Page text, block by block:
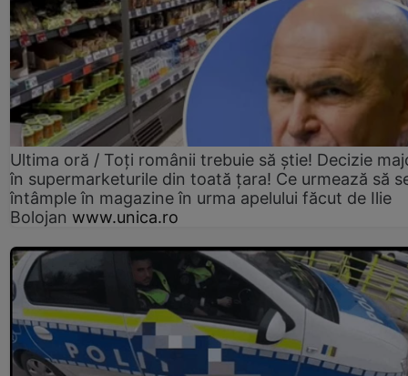
Ultima oră / Toți românii trebuie să știe! Decizie
în supermarketurile din toată țara! Ce urmează să
întâmple în magazine în urma apelului făcut de Ilie
Bolojan www.unica.ro